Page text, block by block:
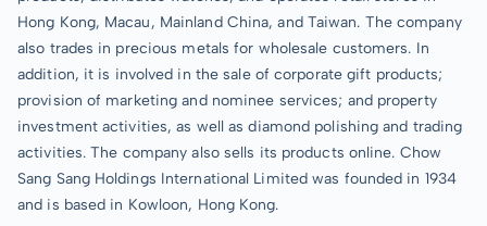
Hong Kong, Macau, Mainland China, and Taiwan. The company
also trades in precious metals for wholesale customers. In
addition, it is involved in the sale of corporate gift products;
provision of marketing and nominee services; and property
investment activities, as well as diamond polishing and trading
activities. The company also sells its products online. Chow
Sang Sang Holdings International Limited was founded in 1934
and is based in Kowloon, Hong Kong.